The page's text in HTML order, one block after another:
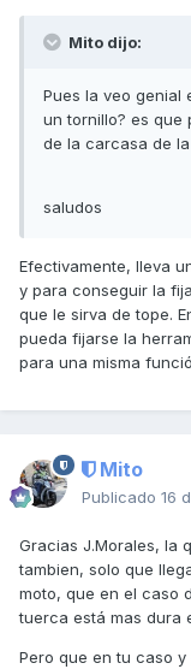
Mito dijo:
Pues la veo genial
un tornillo? es que
de la carcasa de
saludos
Efectivamente, lleva
y para conseguir la
que le sirva de tope.
pueda fijarse la
para una misma
Mito
Publicado 16
Gracias J.Morales, la
tambien, solo que
moto, que en el caso
tuerca está mas dura
Pero que en tu caso